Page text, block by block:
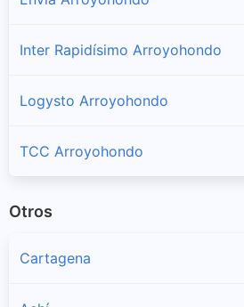
Inter Rapidísimo Arroyohondo
Logysto Arroyohondo
TCC Arroyohondo
Otros
Cartagena